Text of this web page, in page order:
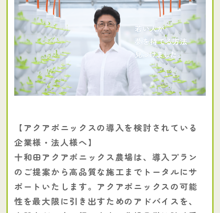
【アクアポニックスの導入を検討されている
企業様・法人様へ】
十和田アクアポニックス農場は、導入プラン
のご提案から高品質な施工までトータルにサ
ポートいたします。アクアポニックスの可能
性を最大限に引き出すためのアドバイスを、